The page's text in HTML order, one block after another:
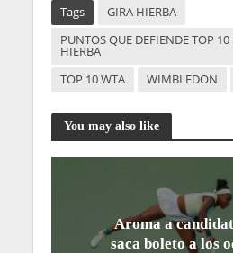
Tags
GIRA HIERBA
PUNTOS QUE DEFIENDE TOP
HIERBA
TOP 10 WTA
WIMBLEDON
You may also like
Aroma a
saca boleto a los